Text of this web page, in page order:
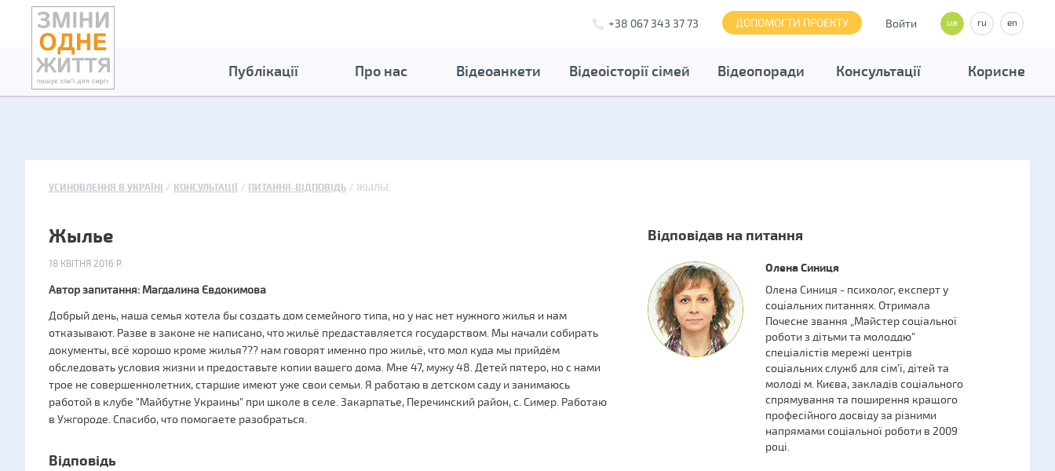
+38 067 343 37 73 ДОПОМОГТИ ПРОЕКТУ Войти ua ru en
Публікації Про нас Відеоанкети Відеоісторії сімей Відеопоради Консультації Корисне
УСИНОВЛЕННЯ В УКРАЇНІ КОНСУЛЬТАЦІЇ ПИТАННЯ-ВІДПОВІДЬ ЖЫЛЬЕ
Жылье
18 КВІТНЯ 2016 Р.
Автор запитання: Магдалина Євдокимова
Добрый день, наша семья хотела бы создать дом семейного типа, но у нас нет нужного жилья и нам
отказывают. Разве в законе не написано, что жильё предаставляется государством. Мы начали собирать
документы, всё хорошо кроме жилья??? нам говорят именно про жильё, что мол куда мы прийдём
обследовать условия жизни и предоставьте копии вашего дома. Мне 47, мужу 48. Детей пятеро, но с нами
трое не совершеннолетних, старшие имеют уже свои семьи. Я работаю в детском саду и занимаюсь
работой в клубе "Майбутне Украины" при школе в селе. Закарпатье, Перечинский район, с. Симер. Работаю
в Ужгороде. Спасибо, что помогаете разобраться.
Відповідь
Відповідав на питання
Олена Синиця
Олена Синиця - психолог, експерт у
соціальних питаннях. Отримала
Почесне звання „Майстер соціальної
роботи з дітьми та молоддю”
спеціалістів мережі центрів
соціальних служб для сім’ї, дітей та
молоді м. Києва, закладів соціального
спрямування та поширення кращого
професійного досвіду за різними
напрямами соціальної роботи в 2009
році.